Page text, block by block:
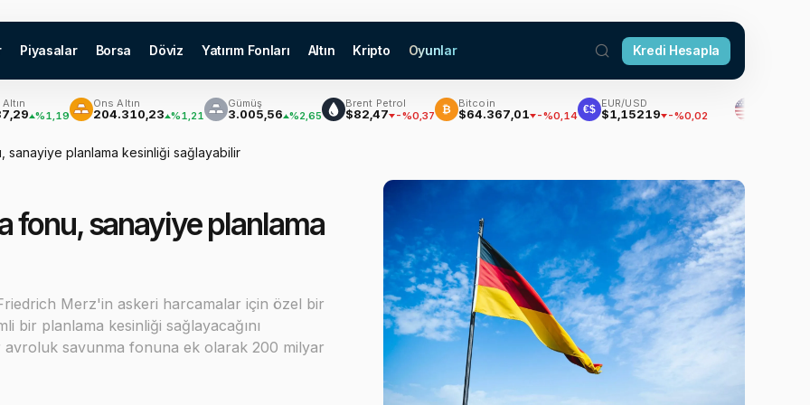
Piyasalar Borsa Döviz Yatırım Fonları Altın Kripto Oyunlar Kredi Hesapla
%1,19
Ons Altın
204.310,23 %1,21
Gümüş
3.005,56 %2,65
Brent Petrol
$82,47 -%0,37 ₿
Bitcoin
$64.367,01 -%0,14 €$
EUR/USD
$1,15219 -%0,02
Dolar
47,7035
sanayiye planlama kesinliği sağlayabilir
fonu, sanayiye planlama
Merz'in askeri harcamalar için özel bir
bir planlama kesinliği sağlayacağını
avroluk savunma fonuna ek olarak 200 milyar